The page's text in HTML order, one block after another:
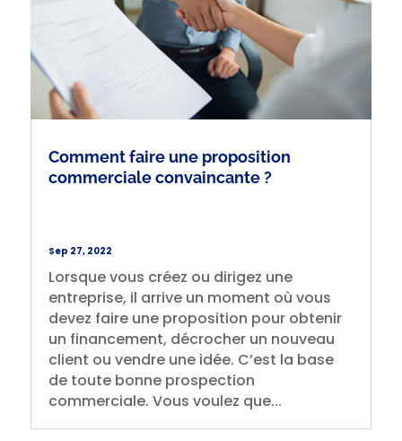
Comment faire une proposition
commerciale convaincante ?
Sep 27, 2022
Lorsque vous créez ou dirigez une
entreprise, il arrive un moment où vous
devez faire une proposition pour obtenir
un financement, décrocher un nouveau
client ou vendre une idée. C’est la base
de toute bonne prospection
commerciale. Vous voulez que...